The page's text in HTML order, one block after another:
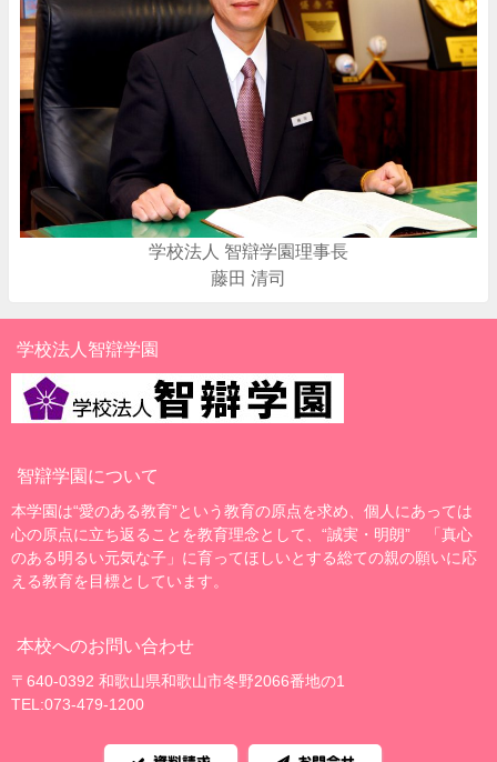
学校法人 智辯学園理事長
藤田 清司
学校法人智辯学園
智辯学園について
本学園は“愛のある教育”という教育の原点を求め、個人にあっては
心の原点に立ち返ることを教育理念として、“誠実・明朗” 「真心
のある明るい元気な子」に育ってほしいとする総ての親の願いに応
える教育を目標としています。
本校へのお問い合わせ
〒640-0392 和歌山県和歌山市冬野2066番地の1
TEL:073-479-1200